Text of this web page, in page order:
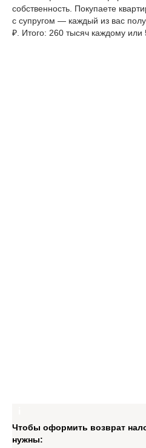
собственность. Покупаете
с супругом — каждый из вас
₽. Итого: 260 тысяч каждому или
Чтобы оформить возврат
нужны: